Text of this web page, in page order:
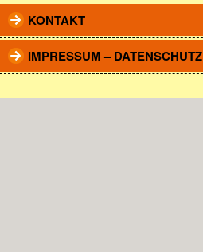
KONTAKT
IMPRESSUM – DATENSCHUTZ